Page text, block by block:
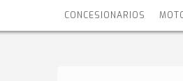
CONCESIONARIOS